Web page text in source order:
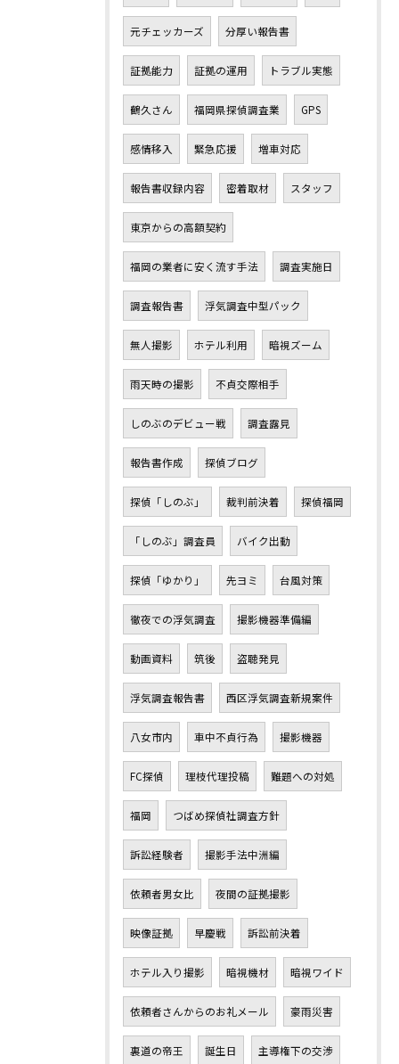
元チェッカーズ 分厚い報告書
証拠能力 証拠の運用 トラブル実態
鶴久さん 福岡県探偵調査業 GPS
感情移入 緊急応援 増車対応
報告書収録内容 密着取材 スタッフ
東京からの高額契約
福岡の業者に安く流す手法 調査実施日
調査報告書 浮気調査中型パック
無人撮影 ホテル利用 暗視ズーム
雨天時の撮影 不貞交際相手
しのぶのデビュー戦 調査露見
報告書作成 探偵ブログ
探偵「しのぶ」 裁判前決着 探偵福岡
「しのぶ」調査員 バイク出動
探偵「ゆかり」 先ヨミ 台風対策
徹夜での浮気調査 撮影機器準備編
動画資料 筑後 盗聴発見
浮気調査報告書 西区浮気調査新規案件
八女市内 車中不貞行為 撮影機器
FC探偵 理枝代理投稿 難題への対処
福岡 つばめ探偵社調査方針
訴訟経験者 撮影手法中洲編
依頼者男女比 夜間の証拠撮影
映像証拠 早慶戦 訴訟前決着
ホテル入り撮影 暗視機材 暗視ワイド
依頼者さんからのお礼メール 豪雨災害
裏道の帝王 誕生日 主導権下の交渉